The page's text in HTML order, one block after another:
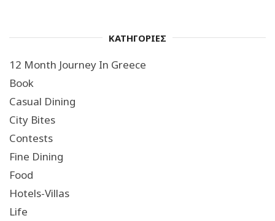
ΚΑΤΗΓΟΡΙΕΣ
12 Month Journey In Greece
Book
Casual Dining
City Bites
Contests
Fine Dining
Food
Hotels-Villas
Life